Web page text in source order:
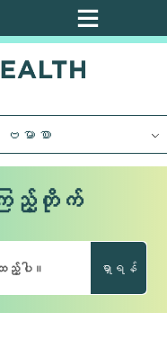
ဗမာစာ
ကြည့်တိုက်
ရှာရန်